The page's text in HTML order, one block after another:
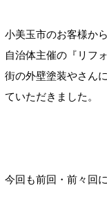
小美玉市のお客様か
自治体主催の『リフ
街の外壁塗装やさん
ていただきました。
今回も前回・前々回